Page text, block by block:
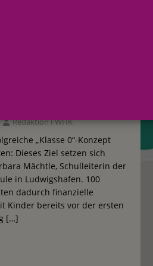
budni baut Karrierewege im Handel weiter
fördert ehrenamtliches Engagement
Verbraucherstimmung sinkt nach
Mit 1 Million
ROSSMANN 100
Redaktion FWHK
„Klasse 0“-Konzept
Dieses Ziel setzen sich
Mächtle, Schulleiterin der
in Ludwigshafen. 100
dadurch finanzielle
Kinder bereits vor der ersten
[…]